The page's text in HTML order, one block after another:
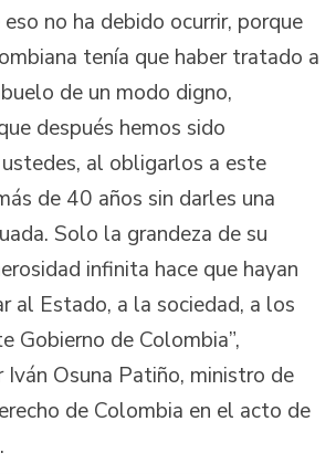
no ha debido ocurrir, porque
tenía que haber tratado a
de un modo digno,
después hemos sido
al obligarlos a este
de 40 años sin darles una
Solo la grandeza de su
infinita hace que hayan
al Estado, a la sociedad, a los
Gobierno de Colombia”,
Osuna Patiño, ministro de
de Colombia en el acto de